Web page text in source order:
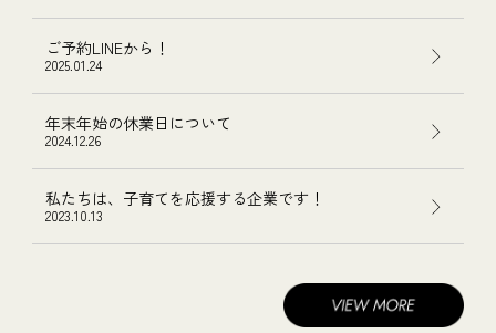
ご予約LINEから！
2025.01.24
年末年始の休業日について
2024.12.26
私たちは、子育てを応援する企業です！
2023.10.13